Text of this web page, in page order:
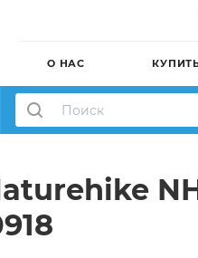
О НАС